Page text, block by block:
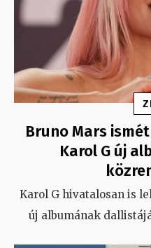
Bruno Mars
Karol G új
Karol G hivatalosan is
új albumának